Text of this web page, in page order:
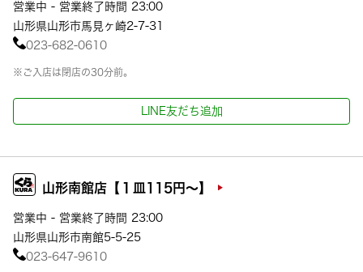
営業中 - 営業終了時間 23:00
山形県山形市馬見ヶ崎2-7-31
023-682-0610
※ご入店は閉店の30分前。
LINE友だち追加
山形南館店【１皿115円～】
営業中 - 営業終了時間 23:00
山形県山形市南館5-5-25
023-647-9610